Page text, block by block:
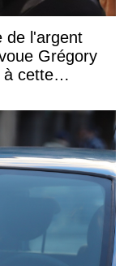
de l'argent
Grégory
à cette